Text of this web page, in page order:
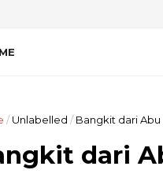
/Unlabelled / Bangkit dari
dari